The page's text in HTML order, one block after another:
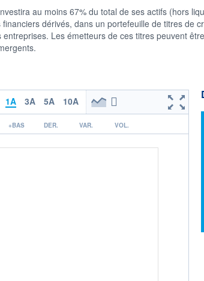
au moins 67% du total de ses actifs (hors
dérivés, dans un portefeuille de titres de
Les émetteurs de ces titres peuvent
1A 3A 5A 10A
+BAS DER. VAR. VOL.